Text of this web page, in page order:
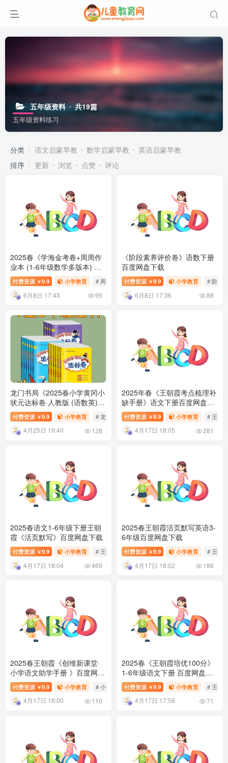
五年级资料 共19篇
五年级资料练习
分类 语文启蒙早教 数学启蒙早教
英语启蒙早教
排序
更新 浏览 点赞 评论
2025春《学海金考卷+周周作
业本 (1-6年级数学多版本) 》
百度网盘下载
付费资源 ￥9.9 小学教育 # 周周作业本 # 学海金考卷
6月8日 17:43 95
《阶段素养评价卷》语数下册
百度网盘下载
付费资源 ￥9.9 小学教育 # 阶段
6月8日 17:36 88
龙门书局《2025春小学黄冈小
状元达标卷·人教版 (语数英)
》百度网盘下载
付费资源 ￥9.9 小学教育 # 龙门书局 # 达标卷
4月25日 19:40 128
2025年春《王朝霞考点梳理补
缺手册》语文下册百度网盘下
载付费资源 ￥9.9 小学教育 # 王朝霞
4月17日 18:05 281
2025春语文1-6年级下册王朝
霞《活页默写》百度网盘下载
付费资源 ￥9.9 小学教育 # 王朝霞 # 活页默写
4月17日 18:04 469
2025春王朝霞活页默写英语3-
6年级百度网盘下载
付费资源 ￥9.9 小学教育 # 王朝霞
4月17日 18:02 188
2025春王朝霞《创维新课堂·
小学语文助学手册 》百度网盘
下载
付费资源 ￥9.9 小学教育 # 小学语文 # 王朝霞 # 创维新课堂
4月17日 18:00 110
2025春《王朝霞培优100分》
1-6年级语文下册 百度网盘下
载付费资源 ￥9.9 小学教育 # 王朝霞
4月17日 17:58 71